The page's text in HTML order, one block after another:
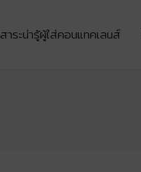
สาระน่ารู้ผู้ใส่คอนแทคเลนส์